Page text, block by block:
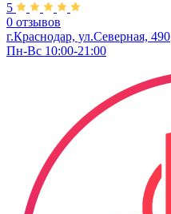
5
0 отзывов
г.Краснодар, ул.Северная, 490
Пн-Вс 10:00-21:00